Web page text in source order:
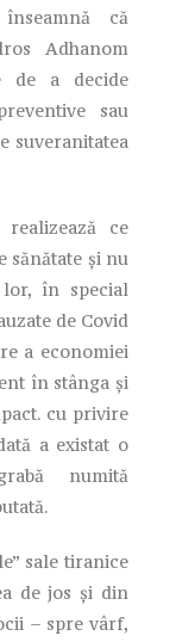
că
Adhanom
de a decide
sau
suveranitatea
ce
sănătate și nu
în special
de Covid
a economiei
în stânga și
cu privire
a existat o
numită
sale tiranice
de jos și din
– spre vârf,